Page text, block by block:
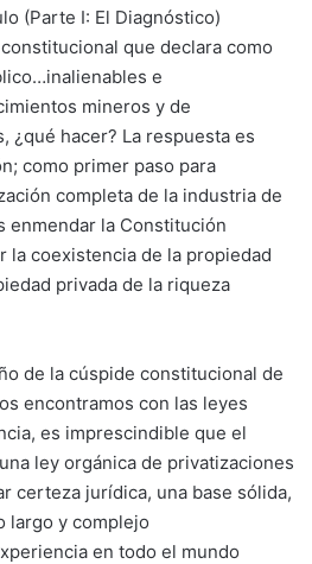
(Parte I: El Diagnóstico)
que declara como
e
mineros y de
¿qué hacer? La respuesta es
como primer paso para
completa de la industria de
enmendar la Constitución
la coexistencia de la propiedad
privada de la riqueza
de la cúspide constitucional de
encontramos con las leyes
es imprescindible que el
ley orgánica de privatizaciones
certeza jurídica, una base sólida,
largo y complejo
en todo el mundo